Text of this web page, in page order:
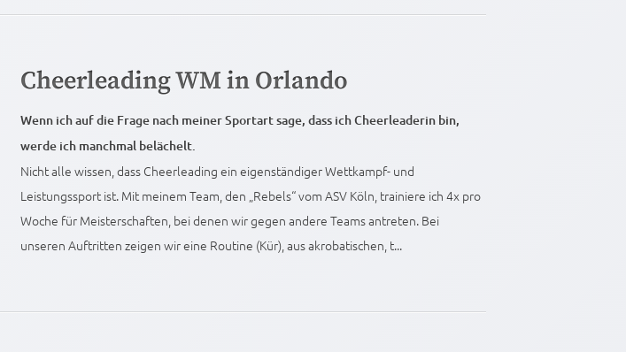
Cheerleading WM in Orlando
Wenn ich auf die Frage nach meiner Sportart sage, dass ich Cheerleaderin bin,
werde ich manchmal belächelt.
Nicht alle wissen, dass Cheerleading ein eigenständiger Wettkampf- und
Leistungssport ist. Mit meinem Team, den „Rebels“ vom ASV Köln, trainiere ich 4x pro
Woche für Meisterschaften, bei denen wir gegen andere Teams antreten. Bei
unseren Auftritten zeigen wir eine Routine (Kür), aus akrobatischen, t...